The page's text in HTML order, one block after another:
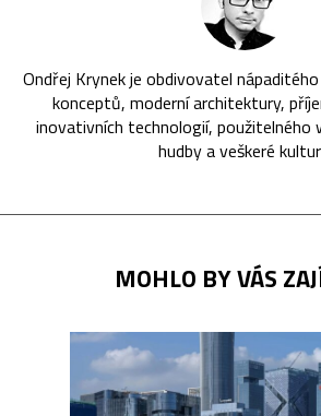
Ondřej Krynek je obdivovatel
konceptů, moderní architektury,
inovativních technologií, použitelného
hudby a veškeré
MOHLO BY VÁS